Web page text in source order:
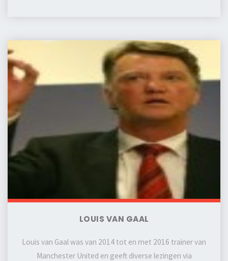
LOUIS VAN GAAL
Louis van Gaal was van 2014 tot en met 2016 trainer van
Manchester United en geeft diverse lezingen via